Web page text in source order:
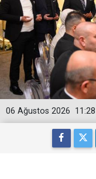
11:28
06 Ağustos 2026